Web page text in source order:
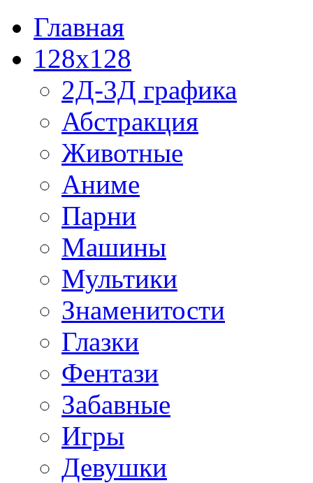
Главная
128x128
2Д-3Д графика
Абстракция
Животные
Аниме
Парни
Машины
Мультики
Знаменитости
Глазки
Фентази
Забавные
Игры
Девушки